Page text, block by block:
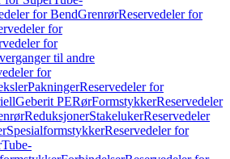
for BendGrenrørReservedeler for
for
for
til andre
for
PakningerReservedeler for
Geberit PERørFormstykkerReservedeler
ReduksjonerStakelukerReservedeler
SpesialformstykkerReservedeler for